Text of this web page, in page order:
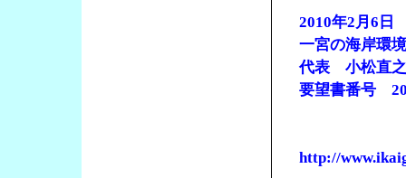
2010年2月6日
一宮の海岸環
代表 小松直之
要望書番号
http://